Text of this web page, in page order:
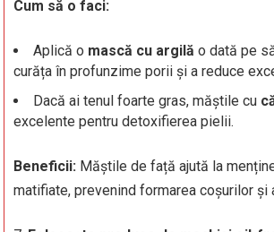
Cum să o faci:
Aplică o mască cu argilă o dată pe
curăța în profunzime porii și a reduce
Dacă ai tenul foarte gras, măștile cu
excelente pentru detoxifierea pielii.
Beneficii: Măștile de față ajută la
matifiate, prevenind formarea coșurilor și